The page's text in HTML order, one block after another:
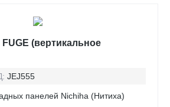
(вертикальное
JEJ555
панелей Nichiha (Нитиха)